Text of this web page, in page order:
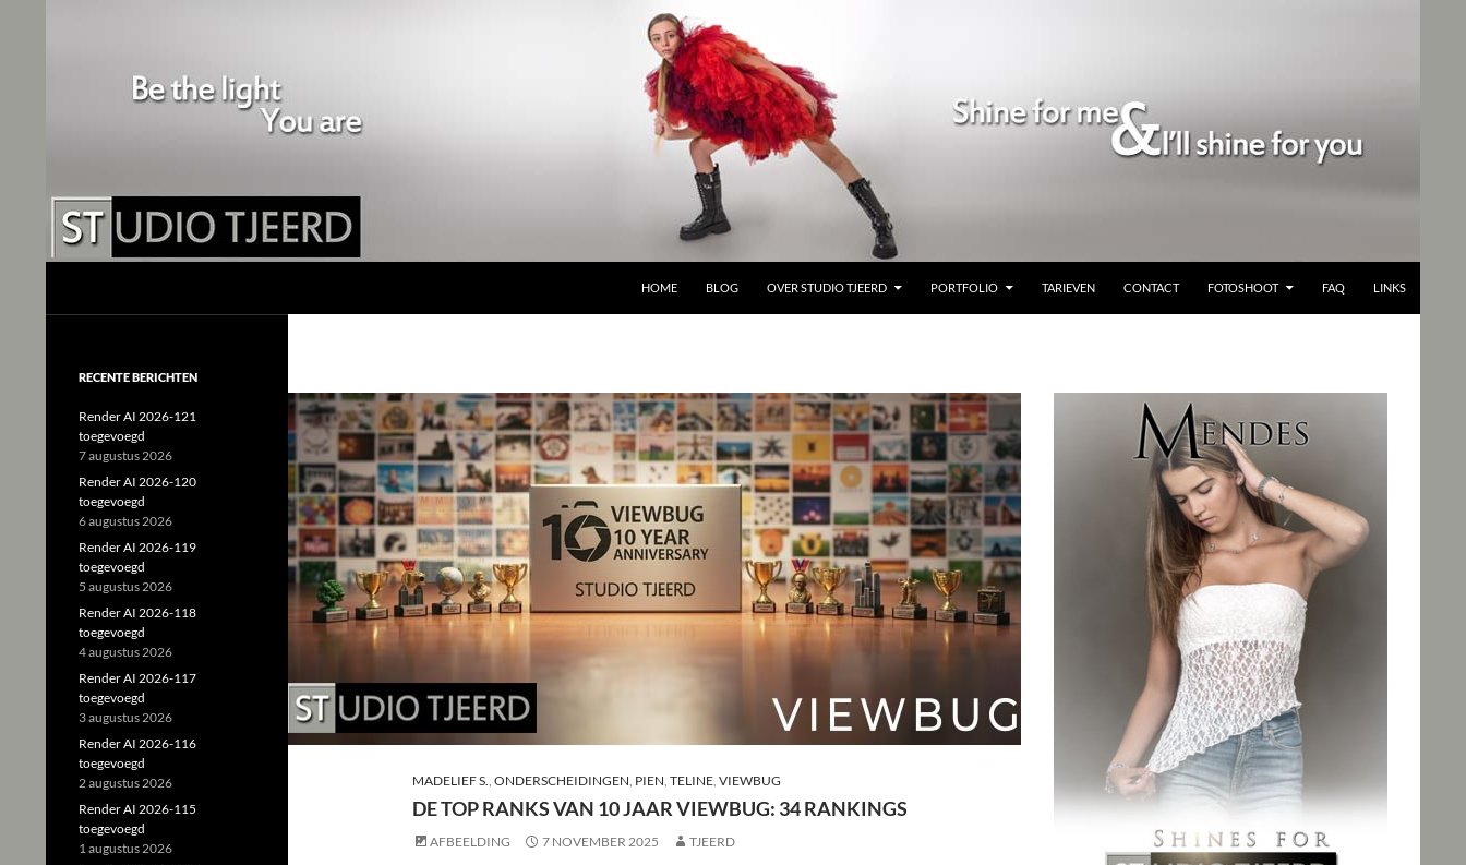
HOME
BLOG OVER STUDIO TJEERD PORTFOLIO TARIEVEN CONTACT FOTOSHOOT FAQ LINKS
MADELIEF S., ONDERSCHEIDINGEN, PIEN, TELINE, VIEWBUG
DE TOP RANKS VAN 10 JAAR VIEWBUG: 34 RANKINGS
AFBEELDING 7 NOVEMBER 2025 TJEERD
RECENTE BERICHTEN
Render AI 2026-121
toegevoegd
7 augustus 2026
Render AI 2026-120
toegevoegd
6 augustus 2026
Render AI 2026-119
toegevoegd
5 augustus 2026
Render AI 2026-118
toegevoegd
4 augustus 2026
Render AI 2026-117
toegevoegd
3 augustus 2026
Render AI 2026-116
toegevoegd
2 augustus 2026
Render AI 2026-115
toegevoegd
1 augustus 2026